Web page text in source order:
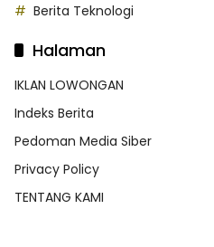
Berita Teknologi
Halaman
IKLAN LOWONGAN
Indeks Berita
Pedoman Media Siber
Privacy Policy
TENTANG KAMI